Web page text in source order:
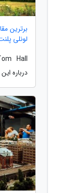
برترین
لونلی
درباره